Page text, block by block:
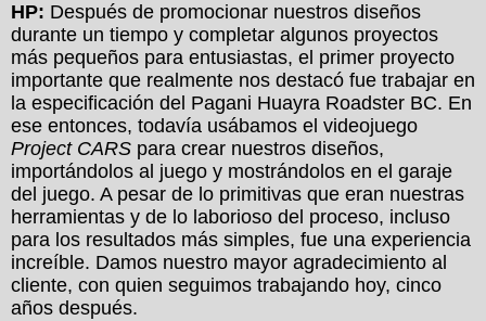
HP: Después de promocionar nuestros diseños
durante un tiempo y completar algunos proyectos
más pequeños para entusiastas, el primer proyecto
importante que realmente nos destacó fue trabajar en
la especificación del Pagani Huayra Roadster BC. En
ese entonces, todavía usábamos el videojuego
Project CARS para crear nuestros diseños,
importándolos al juego y mostrándolos en el garaje
del juego. A pesar de lo primitivas que eran nuestras
herramientas y de lo laborioso del proceso, incluso
para los resultados más simples, fue una experiencia
increíble. Damos nuestro mayor agradecimiento al
cliente, con quien seguimos trabajando hoy, cinco
años después.